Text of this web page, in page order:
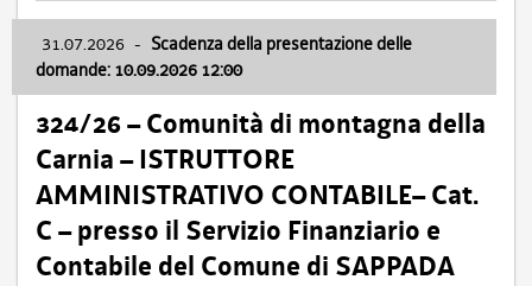
31.07.2026 - Scadenza della presentazione delle
domande: 10.09.2026 12:00
324/26 – Comunità di montagna della
Carnia – ISTRUTTORE
AMMINISTRATIVO CONTABILE– Cat.
C – presso il Servizio Finanziario e
Contabile del Comune di SAPPADA